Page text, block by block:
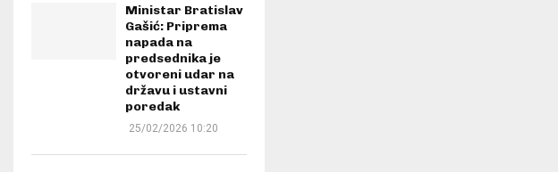
Ministar Bratislav
Gašić: Priprema
napada na
predsednika je
otvoreni udar na
državu i ustavni
poredak
25/02/2026 10:20